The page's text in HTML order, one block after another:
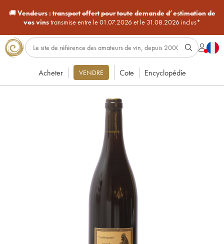
🚚Vendeurs : transport offert pour toute demande d’estimation de
vos vinstransmise entre le 01.07.2026 et le 31.08.2026 inclus*
Acheter VENDRE Cote Encyclopédie